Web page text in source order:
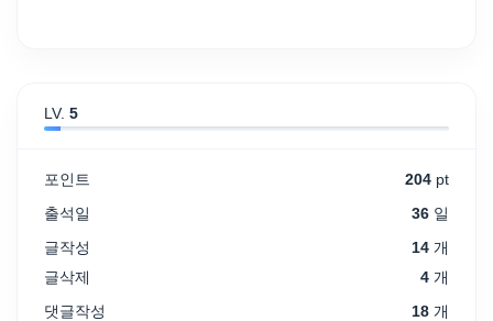
LV. 5
포인트 204 pt
출석일
36 일
글작성
14 개
글삭제
4 개
댓글작성
18 개